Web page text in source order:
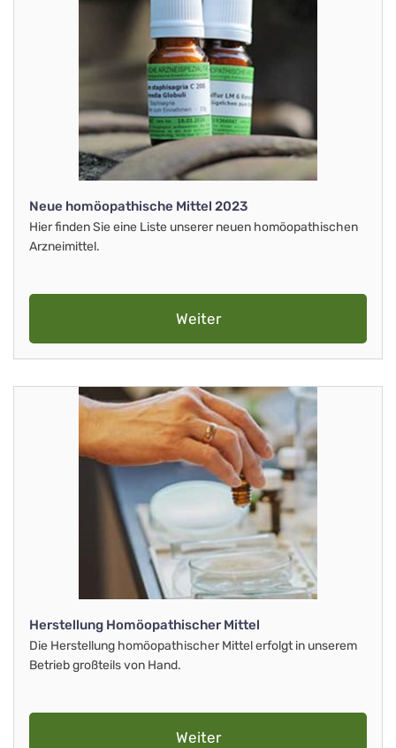
Neue homöopathische Mittel 2023
Hier finden Sie eine Liste unserer neuen homöopathischen
Arzneimittel.
Weiter
Herstellung Homöopathischer Mittel
Die Herstellung homöopathischer Mittel erfolgt in unserem
Betrieb großteils von Hand.
Weiter